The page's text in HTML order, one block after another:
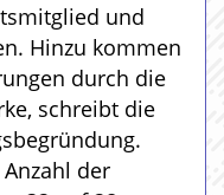
und
Hinzu kommen
durch die
schreibt die
der